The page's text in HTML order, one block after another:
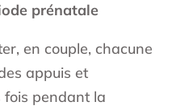
prénatale
en couple, chacune
appuis et
fois pendant la